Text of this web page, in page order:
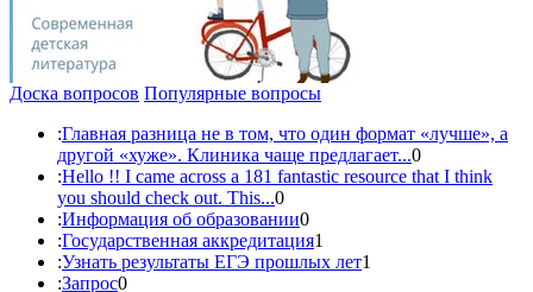
Доска вопросов Популярные вопросы
:Главная разница не в том, что один формат «лучше», а
другой «хуже». Клиника чаще предлагает...0
:Hello !! I came across a 181 fantastic resource that I think
you should check out. This...0
:Информация об образовании0
:Государственная аккредитация1
:Узнать результаты ЕГЭ прошлых лет1
:Запрос0